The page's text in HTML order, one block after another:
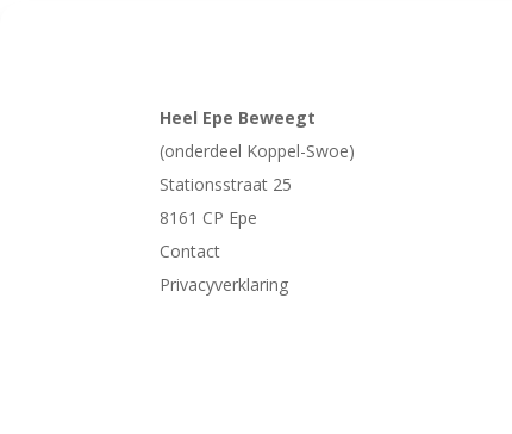
Heel Epe Beweegt
(onderdeel Koppel-Swoe)
Stationsstraat 25
8161 CP Epe
Contact
Privacyverklaring